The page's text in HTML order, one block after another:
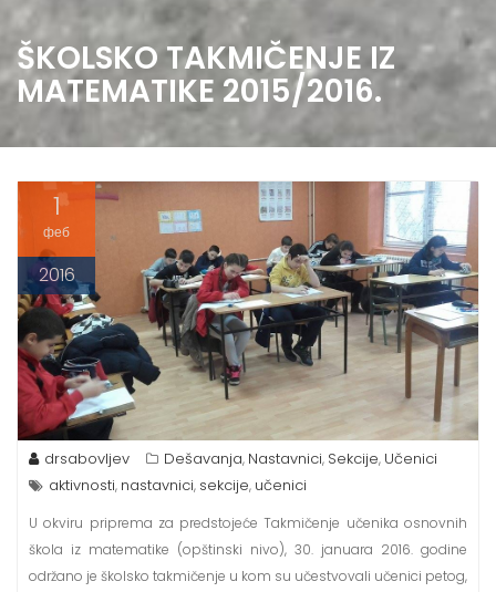
ŠKOLSKO TAKMIČENJE IZ
MATEMATIKE 2015/2016.
1
феб
2016
drsabovljev Dešavanja, Nastavnici, Sekcije, Učenici
aktivnosti, nastavnici, sekcije, učenici
U okviru priprema za predstojeće Takmičenje učenika osnovnih
škola iz matematike (opštinski nivo), 30. januara 2016. godine
održano je školsko takmičenje u kom su učestvovali učenici petog,